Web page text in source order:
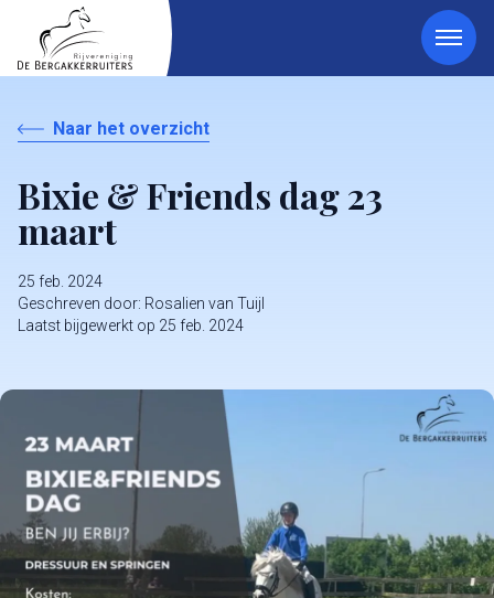
Naar het overzicht
Bixie & Friends dag 23
maart
25 feb. 2024
Geschreven door: Rosalien van Tuijl​
Laatst bijgewerkt op 25 feb. 2024